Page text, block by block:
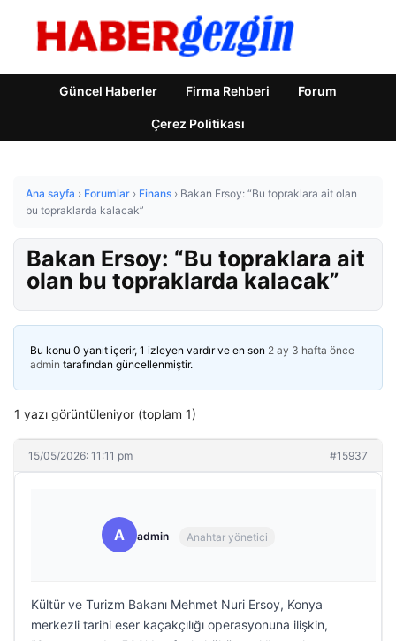
Güncel Haberler Firma Rehberi Forum
Çerez Politikası
Ana sayfa › Forumlar › Finans › Bakan Ersoy: “Bu topraklara ait olan
bu topraklarda kalacak”
Bakan Ersoy: “Bu topraklara ait
olan bu topraklarda kalacak”
Bu konu 0 yanıt içerir, 1 izleyen vardır ve en son 2 ay 3 hafta önce
admin tarafından güncellenmiştir.
1 yazı görüntüleniyor (toplam 1)
15/05/2026: 11:11 pm #15937
A admin Anahtar yönetici
Kültür ve Turizm Bakanı Mehmet Nuri Ersoy, Konya
merkezli tarihi eser kaçakçılığı operasyonuna ilişkin,